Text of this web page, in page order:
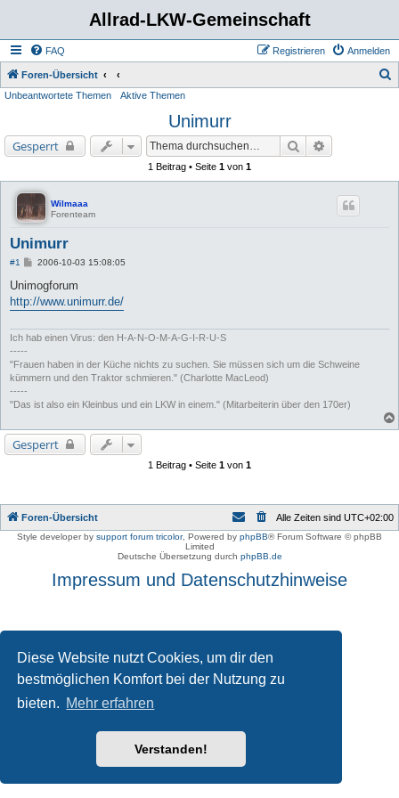
Diese Website nutzt Cookies, um dir den
bestmöglichen Komfort bei der Nutzung zu
bieten. Mehr erfahren
Verstanden!
Allrad-LKW-Gemeinschaft
FAQ Anmelden
Registrieren
Foren-Übersicht
Unbeantwortete Themen Aktive Themen
Unimurr
Gesperrt Suche
1 Beitrag • Seite 1 von 1
Wilmaaa
Forenteam
Unimurr
#1
B
i
r
2006-10-03 15:08:05
Unimogforum
http://www.unimurr.de/
Ich hab einen Virus: den H-A-N-O-M-A-G-I-R-U-S
-----
"Frauen haben in der Küche nichts zu suchen. Sie müssen sich um die Schweine
kümmern und den Traktor schmieren." (Charlotte MacLeod)
-----
"Das ist also ein Kleinbus und ein LKW in einem." (Mitarbeiterin über den 170er)
Gesperrt
1 Beitrag • Seite 1 von 1
Foren-Übersicht Alle Zeiten sind UTC+02:00
Style developer by support forum tricolor, Powered by phpBB® Forum Software © phpBB
Limited
Deutsche Übersetzung durch phpBB.de
Impressum und Datenschutzhinweise